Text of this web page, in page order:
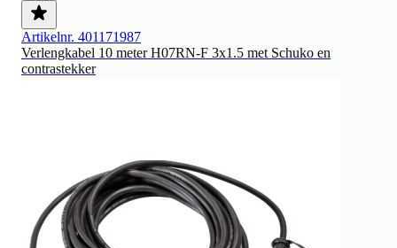
Artikelnr. 401171987
Verlengkabel 10 meter H07RN-F 3x1.5 met Schuko en
contrastekker